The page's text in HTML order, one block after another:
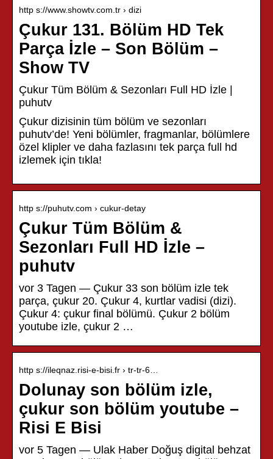
http s://www.showtv.com.tr › dizi
Çukur 131. Bölüm HD Tek
Parça İzle – Son Bölüm –
Show TV
Çukur Tüm Bölüm & Sezonları Full HD İzle |
puhutv
Çukur dizisinin tüm bölüm ve sezonları
puhutv’de! Yeni bölümler, fragmanlar, bölümlere
özel klipler ve daha fazlasını tek parça full hd
izlemek için tıkla!
http s://puhutv.com › cukur-detay
Çukur Tüm Bölüm &
Sezonları Full HD İzle –
puhutv
vor 3 Tagen — Çukur 33 son bölüm izle tek
parça, çukur 20. Çukur 4, kurtlar vadisi (dizi).
Çukur 4: çukur final bölümü. Çukur 2 bölüm
youtube izle, çukur 2 …
http s://ileqnaz.risi-e-bisi.fr › tr-tr-6…
Dolunay son bölüm izle,
çukur son bölüm youtube –
Risi E Bisi
vor 5 Tagen — Ulak Haber Doğuş digital behzat